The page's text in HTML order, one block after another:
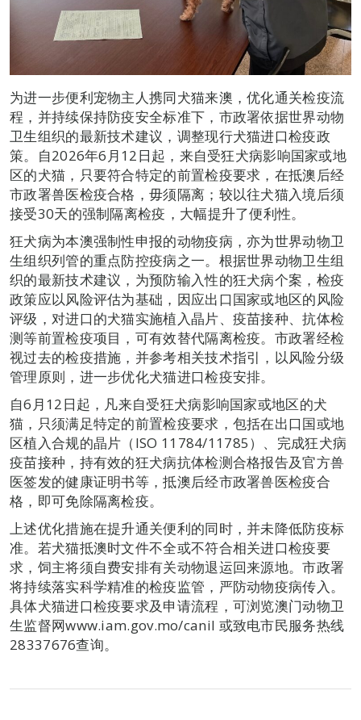
为进一步便利宠物主人携同犬猫来澳，优化通关检疫流
程，并持续保持防疫安全标准下，市政署依据世界动物
卫生组织的最新技术建议，调整现行犬猫进口检疫政
策。自2026年6月12日起，来自受狂犬病影响国家或地
区的犬猫，只要符合特定的前置检疫要求，在抵澳后经
市政署兽医检疫合格，毋须隔离；较以往犬猫入境后须
接受30天的强制隔离检疫，大幅提升了便利性。
狂犬病为本澳强制性申报的动物疫病，亦为世界动物卫
生组织列管的重点防控疫病之一。根据世界动物卫生组
织的最新技术建议，为预防输入性的狂犬病个案，检疫
政策应以风险评估为基础，因应出口国家或地区的风险
评级，对进口的犬猫实施植入晶片、疫苗接种、抗体检
测等前置检疫项目，可有效替代隔离检疫。市政署经检
视过去的检疫措施，并参考相关技术指引，以风险分级
管理原则，进一步优化犬猫进口检疫安排。
自6月12日起，凡来自受狂犬病影响国家或地区的犬
猫，只须满足特定的前置检疫要求，包括在出口国或地
区植入合规的晶片（ISO 11784/11785）、完成狂犬病
疫苗接种，持有效的狂犬病抗体检测合格报告及官方兽
医签发的健康证明书等，抵澳后经市政署兽医检疫合
格，即可免除隔离检疫。
上述优化措施在提升通关便利的同时，并未降低防疫标
准。若犬猫抵澳时文件不全或不符合相关进口检疫要
求，饲主将须自费安排有关动物退运回来源地。市政署
将持续落实科学精准的检疫监管，严防动物疫病传入。
具体犬猫进口检疫要求及申请流程，可浏览澳门动物卫
生监督网www.iam.gov.mo/canil 或致电市民服务热线
28337676查询。